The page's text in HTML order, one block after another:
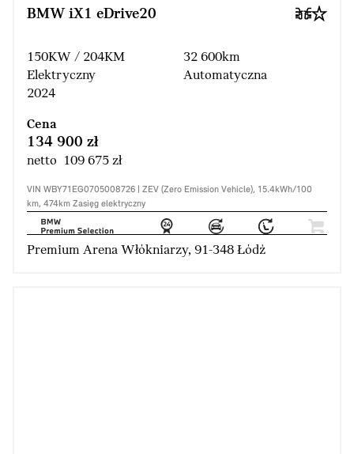
BMW iX1 eDrive20
150KW / 204KM
Elektryczny
2024
32 600km
Automatyczna
Cena
134 900 zł
netto 109 675 zł
VIN WBY71EG0705008726 | ZEV (Zero Emission Vehicle), 15.4kWh/100
km, 474km Zasięg elektryczny
Premium Arena Włókniarzy, 91-348 Łódź